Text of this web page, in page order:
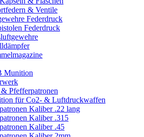
& Ventile
Federdruck
Federdruck
Munition
Pfefferpatronen
für Co2- & Luftdruckwaffen
Kaliber .22 lang
Kaliber .315
Kaliber .45